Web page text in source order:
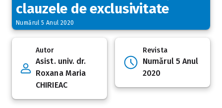
clauzele de exclusivitate
Numărul 5 Anul 2020
Autor
Asist. univ. dr.
Roxana Maria
CHIRIEAC
Revista
Numărul 5 Anul
2020